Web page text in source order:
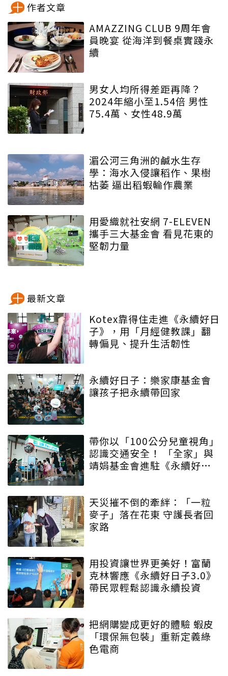
作者文章
AMAZZING CLUB 9周年會
員晚宴 從海洋到餐桌實踐永
續
男女人均所得差距再降？
2024年縮小至1.54倍 男性
75.4萬、女性48.9萬
湄公河三角洲的鹹水生存
學：海水入侵讓稻作、果樹
枯萎 逼出稻蝦輪作農業
用愛織就社安網 7-ELEVEN
攜手三大基金會 看見花東的
堅韌力量
最新文章
Kotex靠得住走進《永續好日
子》，用「月經健教課」翻
轉偏見、提升生活韌性
永續好日子：樂家康基金會
讓孩子把永續帶回家
帶你以「100公分兒童視角」
認識交通安全！ 「全家」與
靖娟基金會進駐《永續好日
天災摧不倒的牽絆：「一粒
麥子」落在花東 守護長者回
家路
用投資讓世界更美好！富蘭
克林響應《永續好日子3.0》
帶民眾輕鬆認識永續投資
把網購變成更好的體驗 蝦皮
「環保無包裝」重新定義綠
色電商